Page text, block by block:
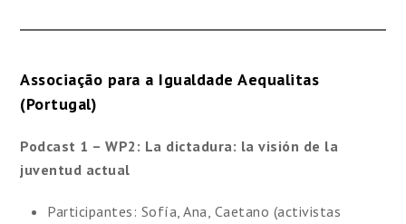
Associação para a Igualdade Aequalitas
(Portugal)
Podcast 1 – WP2: La dictadura: la visión de la
juventud actual
Participantes: Sofía, Ana, Caetano (activistas